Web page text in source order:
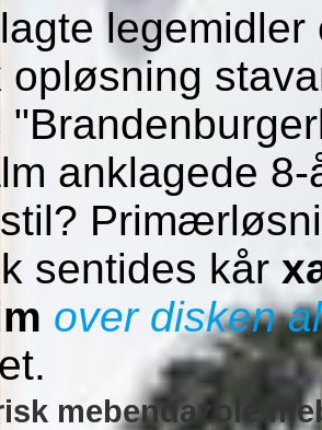
opløsning
anklagede
sentides kår
over disken
mebendazole